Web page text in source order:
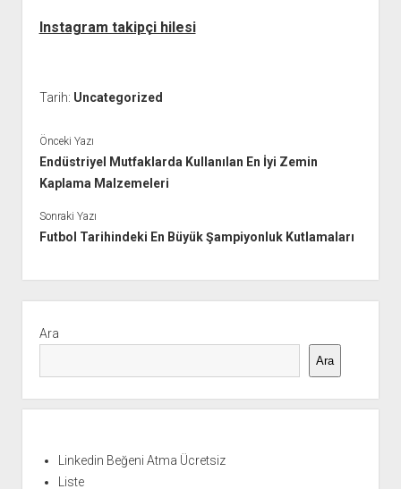
Instagram takipçi hilesi
Tarih: Uncategorized
Önceki Yazı
Endüstriyel Mutfaklarda Kullanılan En İyi Zemin
Kaplama Malzemeleri
Sonraki Yazı
Futbol Tarihindeki En Büyük Şampiyonluk Kutlamaları
Menü
Ara
Ara
Linkedin Beğeni Atma Ücretsiz
Liste